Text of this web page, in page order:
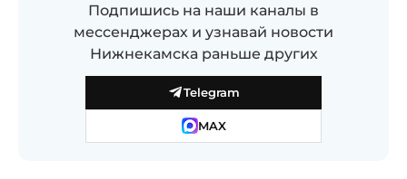
Подпишись на наши каналы в
мессенджерах и узнавай новости
Нижнекамска раньше других
Telegram
MAX